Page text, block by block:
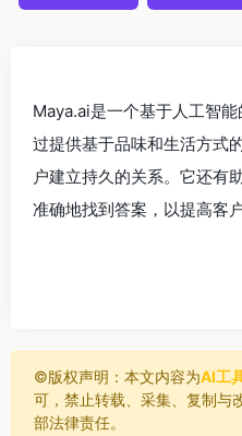
Maya.ai是一个基于人工智
过提供基于品味和生活方式
户建立持久的关系。它还有
准确地找到答案，以提高客户
©️版权声明：本文内容为AI工
可，禁止转载、采集、复制与
部法律责任。